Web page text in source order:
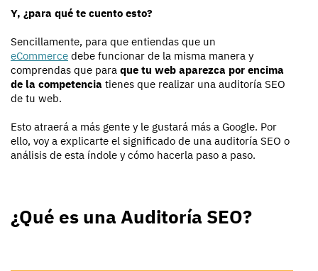
Y, ¿para qué te cuento esto?
Sencillamente, para que entiendas que un
eCommerce debe funcionar de la misma manera y
comprendas que para que tu web aparezca por encima
de la competencia tienes que realizar una auditoría SEO
de tu web.
Esto atraerá a más gente y le gustará más a Google. Por
ello, voy a explicarte el significado de una auditoría SEO o
análisis de esta índole y cómo hacerla paso a paso.
¿Qué es una Auditoría SEO?